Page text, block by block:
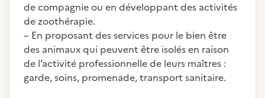
de compagnie ou en développant des activités
de zoothérapie.
– En proposant des services pour le bien être
des animaux qui peuvent être isolés en raison
de l’activité professionnelle de leurs maîtres :
garde, soins, promenade, transport sanitaire.